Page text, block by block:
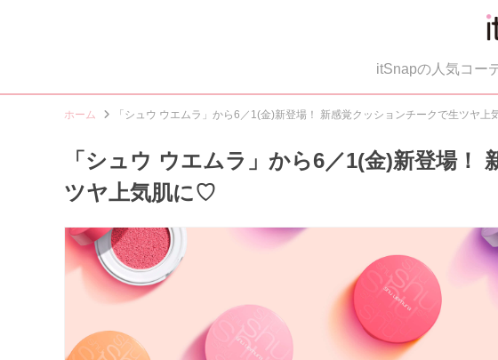
itSnapの人気コー
ホーム 「シュウ ウエムラ」から6／1(金)新登場！ 新感覚クッションチークで生ツヤ上
「シュウ ウエムラ」から6／1(金)新登場！
ツヤ上気肌に♡